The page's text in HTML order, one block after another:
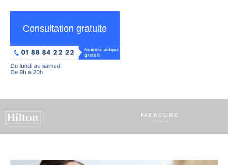
Consultation gratuite